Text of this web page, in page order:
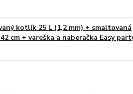
kotlík 25 L (1,2 mm) + smaltovaná
cm + vareška a naberačka Easy